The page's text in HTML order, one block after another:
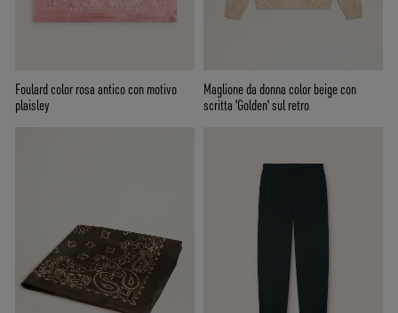
Foulard color rosa antico con motivo
plaisley
Maglione da donna color beige con
scritta 'Golden' sul retro